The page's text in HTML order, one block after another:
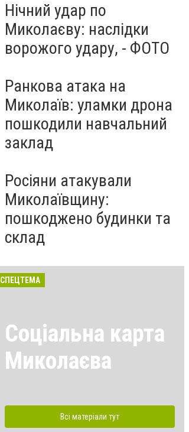
Нічний удар по
Миколаєву: наслідки
ворожого удару, - ФОТО
Ранкова атака на
Миколаїв: уламки дрона
пошкодили навчальний
заклад
Росіяни атакували
Миколаївщину:
пошкоджено будинки та
склад
СПЕЦТЕМА
Соціальна карта
Миколаєва
Всі матеріали тут